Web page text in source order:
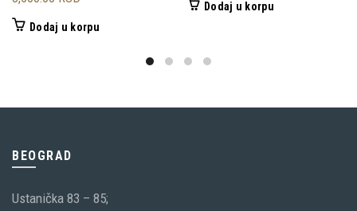
Dodaj u korpu
Dodaj u korpu
BEOGRAD
Ustanička 83 – 85;